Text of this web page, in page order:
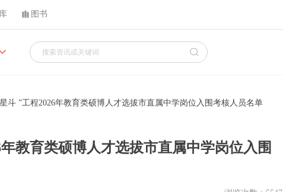
图书
斗 ”工程2026年教育类硕博人才选拔市直属中学岗位入围考核人员名单
教育类硕博人才选拔市直属中学岗位入围